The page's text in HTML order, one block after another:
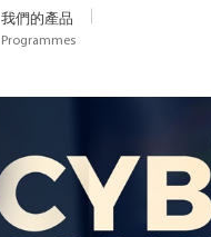
我們的產品
Programmes